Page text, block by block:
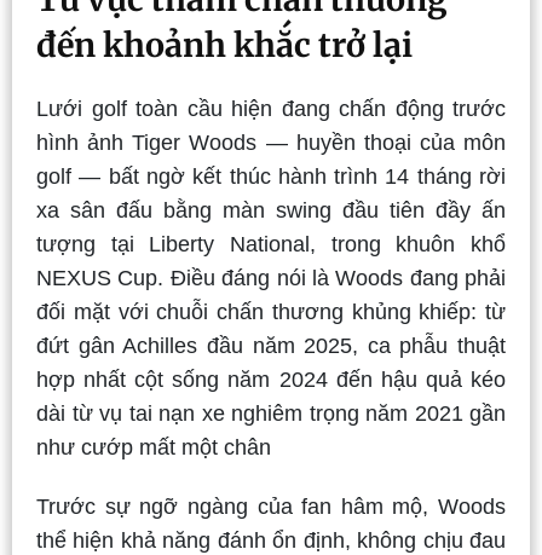
đến khoảnh khắc trở lại
Lưới golf toàn cầu hiện đang chấn động trước
hình ảnh Tiger Woods — huyền thoại của môn
golf — bất ngờ kết thúc hành trình 14 tháng rời
xa sân đấu bằng màn swing đầu tiên đầy ấn
tượng tại Liberty National, trong khuôn khổ
NEXUS Cup. Điều đáng nói là Woods đang phải
đối mặt với chuỗi chấn thương khủng khiếp: từ
đứt gân Achilles đầu năm 2025, ca phẫu thuật
hợp nhất cột sống năm 2024 đến hậu quả kéo
dài từ vụ tai nạn xe nghiêm trọng năm 2021 gần
như cướp mất một chân
Trước sự ngỡ ngàng của fan hâm mộ, Woods
thể hiện khả năng đánh ổn định, không chịu đau